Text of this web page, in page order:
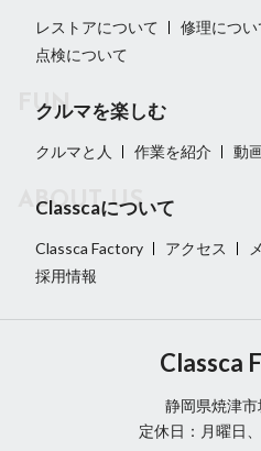
レストアについて 修理につい
点検について
クルマを楽しむ
クルマと人 作業を紹介 動
Classcaについて
Classca Factory アクセス
採用情報
Classca
静岡県焼津
定休日：月曜日